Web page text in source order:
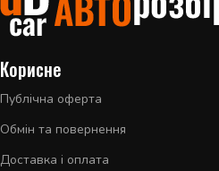
Корисне
Публічна оферта
Обмін та повернення
Доставка і оплата